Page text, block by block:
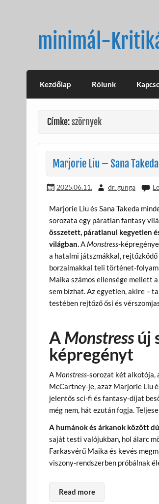
minimál-
Kezdőlap Rólunk
Címke:szörnyek
Marjorie Liu – Sana
2025.06.11. dr. gunga
Marjorie Liu és Sana Takeda
sorozata egy páratlan fantasy
összetett, páratlanul kegyetlen
világban.A Monstress-
a hatalmi játszmákkal,
borzalmakkal teli történet-
Maika számos ellensége mellett
sem bízhat. Az egyetlen, akire –
testében rejtőző ősi és
AMonstressúj
képregényt
A Monstress-sorozat két alkotója,
McCartney-je, azaz Marjorie Liu
jelentős sci-fi és fantasy-díjat
még nem, hát ezután fogja.
A humánok és árkanok között
saját testi valójukban, hol álarc
Farkasvérű Maika és kevés
viszony-rendszerben próbálnak
Read more